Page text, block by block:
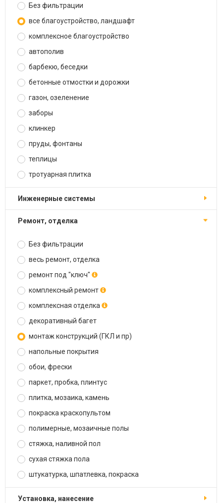
Без фильтрации
все благоустройство, ландшафт
комплексное благоустройство
автополив
барбекю, беседки
бетонные отмостки и дорожки
газон, озеленение
заборы
клинкер
пруды, фонтаны
теплицы
тротуарная плитка
инженерные системы
ремонт, отделка
Без фильтрации
весь ремонт, отделка
ремонт под "ключ"
комплексный ремонт
комплексная отделка
декоративный багет
монтаж конструкций (ГКЛ и пр)
напольные покрытия
обои, фрески
паркет, пробка, плинтус
плитка, мозаика, камень
покраска краскопультом
полимерные, мозаичные полы
стяжка, наливной пол
сухая стяжка пола
штукатурка, шпатлевка, покраска
установка, нанесение